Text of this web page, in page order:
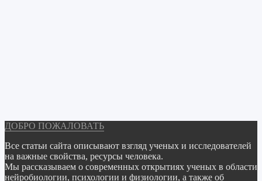
ДОБРО ПОЖАЛОВАТЬ
Все статьи сайта описывают взгляд ученых и исследователей
на важные свойства, ресурсы человека.
Мы рассказываем о современных открытиях ученых в области
нейробиологии, психологии и физиологии, а также об